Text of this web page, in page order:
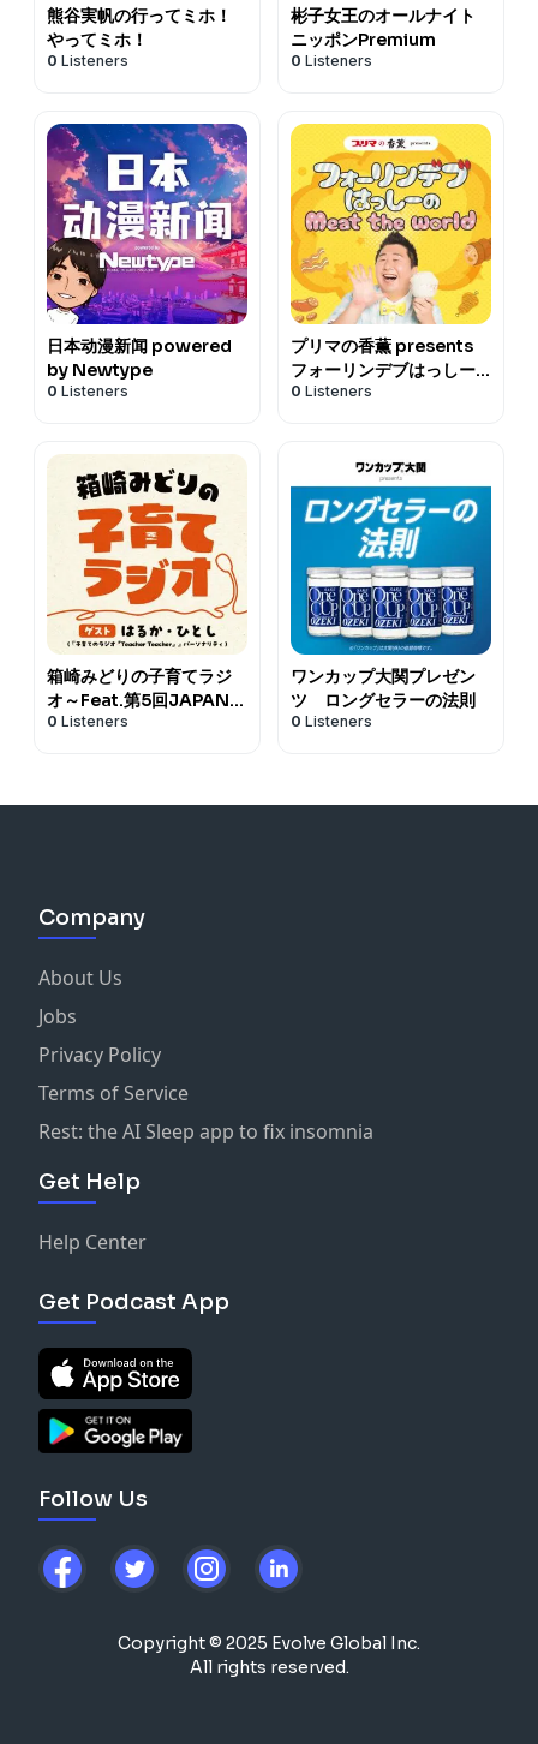
熊谷実帆の行ってミホ！
やってミホ！
0 Listeners
彬子女王のオールナイト
ニッポンPremium
0 Listeners
日本动漫新闻 powered
by Newtype
0 Listeners
プリマの香薫 presents
フォーリンデブはっしー
のMeat the world
0 Listeners
箱崎みどりの子育てラジ
オ～Feat.第5回JAPAN
PODCAST AWARDS大
0 Listeners
ワンカップ大関プレゼン
ツ ロングセラーの法則
0 Listeners
Company
About Us
Jobs
Privacy Policy
Terms of Service
Rest: the AI Sleep app to fix insomnia
Get Help
Help Center
Get Podcast App
Follow Us
Copyright © 2025 Evolve Global Inc.
All rights reserved.